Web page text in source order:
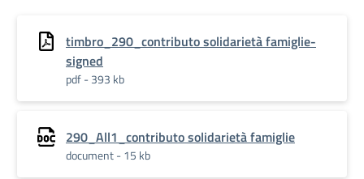
timbro_290_contributo solidarietà famiglie-
signed
pdf - 393 kb
290_All1_contributo solidarietà famiglie
document - 15 kb